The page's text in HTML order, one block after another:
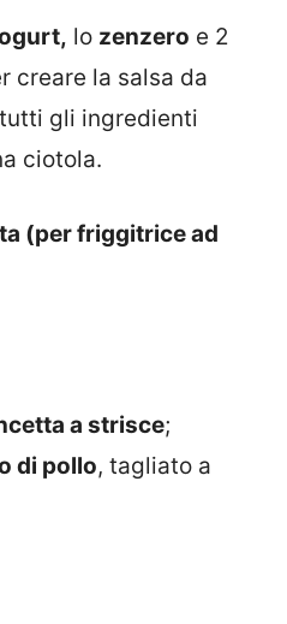
lo zenzero e 2
creare la salsa da
gli ingredienti
ciotola.
(per friggitrice ad
a strisce;
di pollo, tagliato a